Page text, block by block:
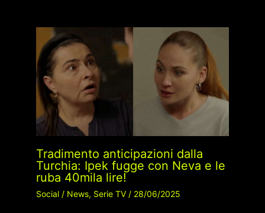
Tradimento anticipazioni dalla
Turchia: Ipek fugge con Neva e le
ruba 40mila lire!
Social/ News, Serie TV/ 28/06/2025